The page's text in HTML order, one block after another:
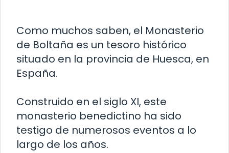
Como muchos saben, el Monasterio
de Boltaña es un tesoro histórico
situado en la provincia de Huesca, en
España.
Construido en el siglo XI, este
monasterio benedictino ha sido
testigo de numerosos eventos a lo
largo de los años.